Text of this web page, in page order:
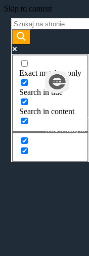
Skip to content
Exact matches only
Search in title
Search in content